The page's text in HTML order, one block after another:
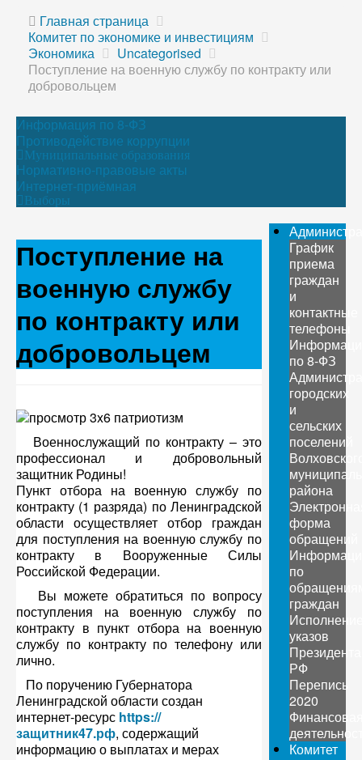
Главная страница
Комитет по экономике и инвестициям
Экономика
Uncategorised
Поступление на военную службу по контракту или
добровольцем
Информация по 8-ФЗ
Противодействие коррупции
Муниципальные образования
Нормативно-правовые акты
Интернет-приёмная
Выборы
Поступление на
военную службу
по контракту или
добровольцем
Военнослужащий по контракту – это
профессионал и добровольный
защитник Родины!
Пункт отбора на военную службу по
контракту (1 разряда) по Ленинградской
области осуществляет отбор граждан
для поступления на военную службу по
контракту в Вооруженные Силы
Российской Федерации.
Вы можете обратиться по вопросу
поступления на военную службу по
контракту в пункт отбора на военную
службу по контракту по телефону или
лично.
По поручению Губернатора
Ленинградской области создан
интернет-ресурс https://
защитник47.рф, содержащий
информацию о выплатах и мерах
График
приема
граждан
и
контактные
телефоны
по 8-ФЗ
городских
и
сельских
поселений
района
форма
обращений
по
граждан
указов
Президента
РФ
Перепись
2020
Комитет